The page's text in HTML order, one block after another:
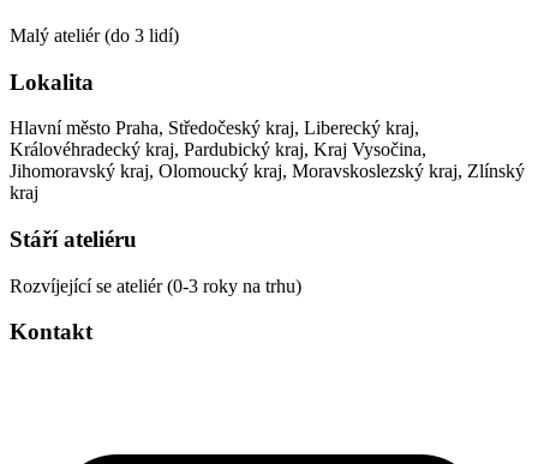
Malý ateliér (do 3 lidí)
Lokalita
Hlavní město Praha, Středočeský kraj, Liberecký kraj,
Královéhradecký kraj, Pardubický kraj, Kraj Vysočina,
Jihomoravský kraj, Olomoucký kraj, Moravskoslezský kraj, Zlínský
kraj
Stáří ateliéru
Rozvíjející se ateliér (0-3 roky na trhu)
Kontakt